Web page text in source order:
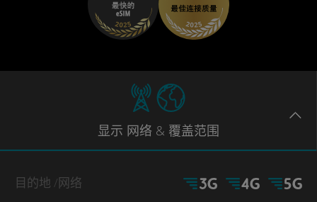
显示 网络 & 覆盖范围
目的地 /网络